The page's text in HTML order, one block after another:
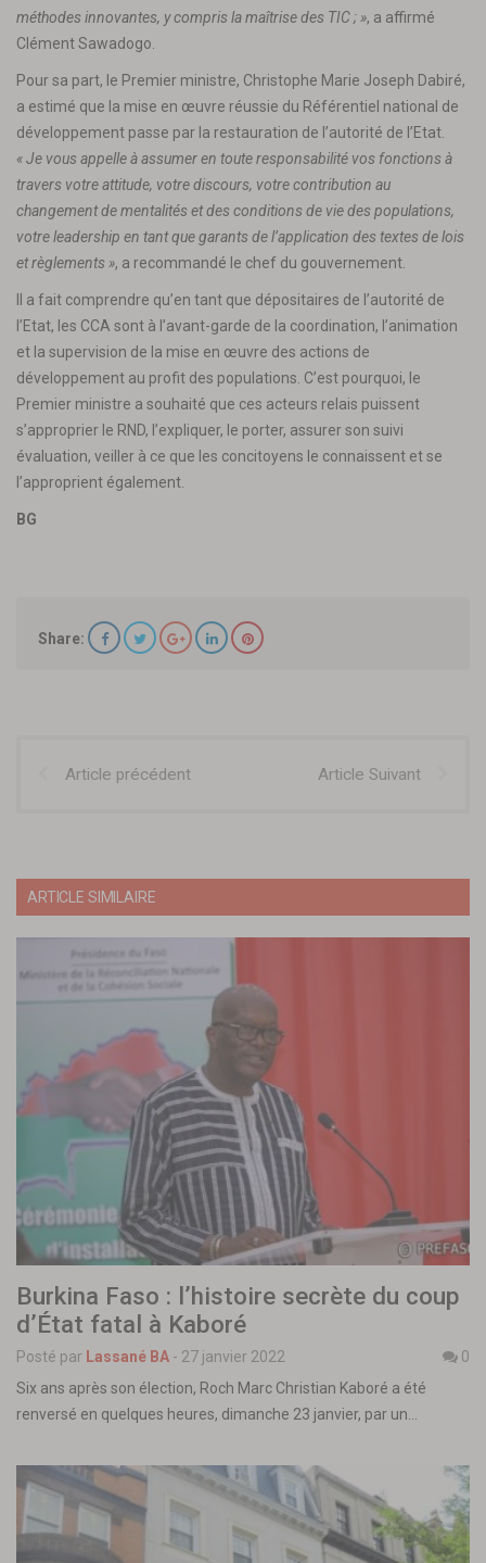
méthodes innovantes, y compris la maîtrise des TIC ; », a affirmé
Clément Sawadogo.
Pour sa part, le Premier ministre, Christophe Marie Joseph Dabiré,
a estimé que la mise en œuvre réussie du Référentiel national de
développement passe par la restauration de l’autorité de l’Etat.
« Je vous appelle à assumer en toute responsabilité vos fonctions à
travers votre attitude, votre discours, votre contribution au
changement de mentalités et des conditions de vie des populations,
votre leadership en tant que garants de l’application des textes de lois
et règlements », a recommandé le chef du gouvernement.
Il a fait comprendre qu’en tant que dépositaires de l’autorité de
l’Etat, les CCA sont à l’avant-garde de la coordination, l’animation
et la supervision de la mise en œuvre des actions de
développement au profit des populations. C’est pourquoi, le
Premier ministre a souhaité que ces acteurs relais puissent
s’approprier le RND, l’expliquer, le porter, assurer son suivi
évaluation, veiller à ce que les concitoyens le connaissent et se
l’approprient également.
BG
Share:
Article précédent Article Suivant
ARTICLE SIMILAIRE
Burkina Faso : l’histoire secrète du coup
d’État fatal à Kaboré
Posté par Lassané BA - 27 janvier 2022
0
Six ans après son élection, Roch Marc Christian Kaboré a été
renversé en quelques heures, dimanche 23 janvier, par un…